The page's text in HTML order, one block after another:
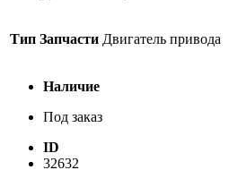
Тип Запчасти Двигатель привода
Наличие
Под заказ
ID
32632